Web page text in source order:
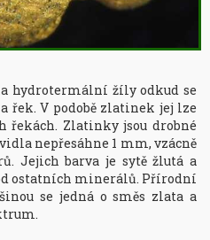
hydrotermální žíly odkud se
řek. V podobě zlatinek jej lze
řekách. Zlatinky jsou drobné
nepřesáhne 1 mm, vzácně
Jejich barva je sytě žlutá a
ostatních minerálů. Přírodní
se jedná o směs zlata a